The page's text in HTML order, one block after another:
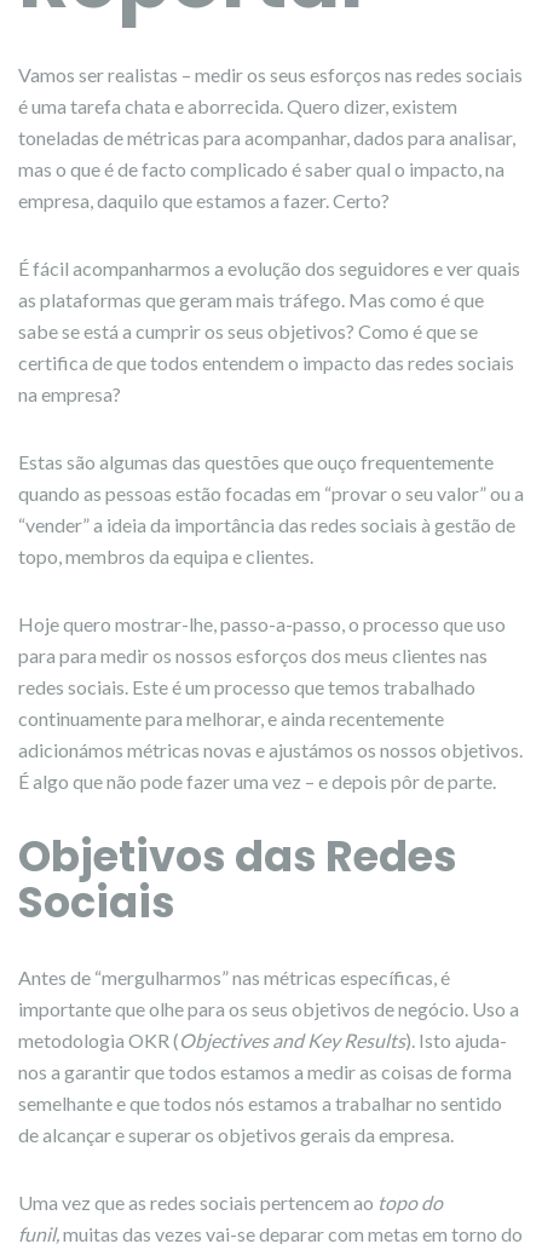
Vamos ser realistas – medir os seus esforços nas redes sociais
é uma tarefa chata e aborrecida. Quero dizer, existem
toneladas de métricas para acompanhar, dados para analisar,
mas o que é de facto complicado é saber qual o impacto, na
empresa, daquilo que estamos a fazer. Certo?
É fácil acompanharmos a evolução dos seguidores e ver quais
as plataformas que geram mais tráfego. Mas como é que
sabe se está a cumprir os seus objetivos? Como é que se
certifica de que todos entendem o impacto das redes sociais
na empresa?
Estas são algumas das questões que ouço frequentemente
quando as pessoas estão focadas em “provar o seu valor” ou a
“vender” a ideia da importância das redes sociais à gestão de
topo, membros da equipa e clientes.
Hoje quero mostrar-lhe, passo-a-passo, o processo que uso
para para medir os nossos esforços dos meus clientes nas
redes sociais. Este é um processo que temos trabalhado
continuamente para melhorar, e ainda recentemente
adicionámos métricas novas e ajustámos os nossos objetivos.
É algo que não pode fazer uma vez – e depois pôr de parte.
Objetivos das Redes
Sociais
Antes de “mergulharmos” nas métricas específicas, é
importante que olhe para os seus objetivos de negócio. Uso a
metodologia OKR (Objectives and Key Results). Isto ajuda-
nos a garantir que todos estamos a medir as coisas de forma
semelhante e que todos nós estamos a trabalhar no sentido
de alcançar e superar os objetivos gerais da empresa.
Uma vez que as redes sociais pertencem ao topo do
funil,muitas das vezes vai-se deparar com metas em torno do